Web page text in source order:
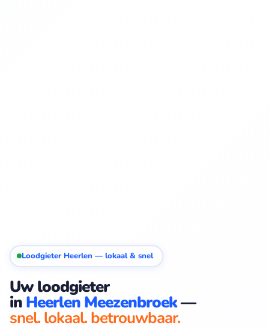
Loodgieter Heerlen — lokaal & snel
Uw loodgieter
in Heerlen Meezenbroek—
snel. lokaal. betrouwbaar.